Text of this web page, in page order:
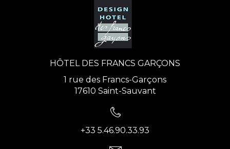
HÔTEL DES FRANCS GARÇONS
1 rue des Francs-Garçons
17610 Saint-Sauvant
+33 5.46.90.33.93